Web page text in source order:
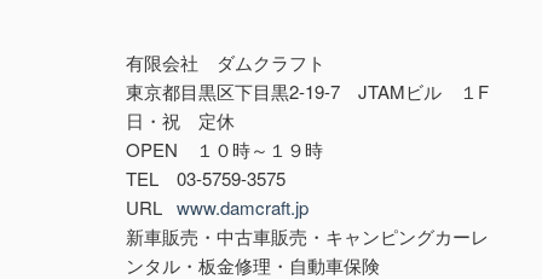
有限会社 ダムクラフト
東京都目黒区下目黒2-19-7 JTAMビル １F
日・祝 定休
OPEN １０時～１９時
TEL 03-5759-3575
URL www.damcraft.jp
新車販売・中古車販売・キャンピングカーレ
ンタル・板金修理・自動車保険